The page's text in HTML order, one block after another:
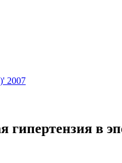
2007
гипертензия в